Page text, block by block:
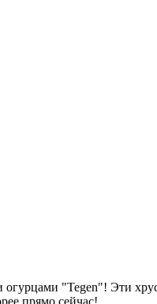
"Tegen"! Эти
прямо сейчас!